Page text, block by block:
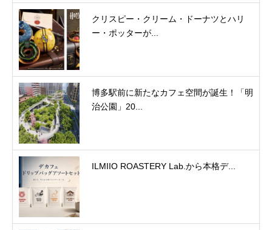
クリスピー・クリーム・ドーナツとハリ
ー・ポッターが...
博多駅前に新たなカフェ空間が誕生！「明
治公園」20...
ILMIIO ROASTERY Lab.から本格デ...